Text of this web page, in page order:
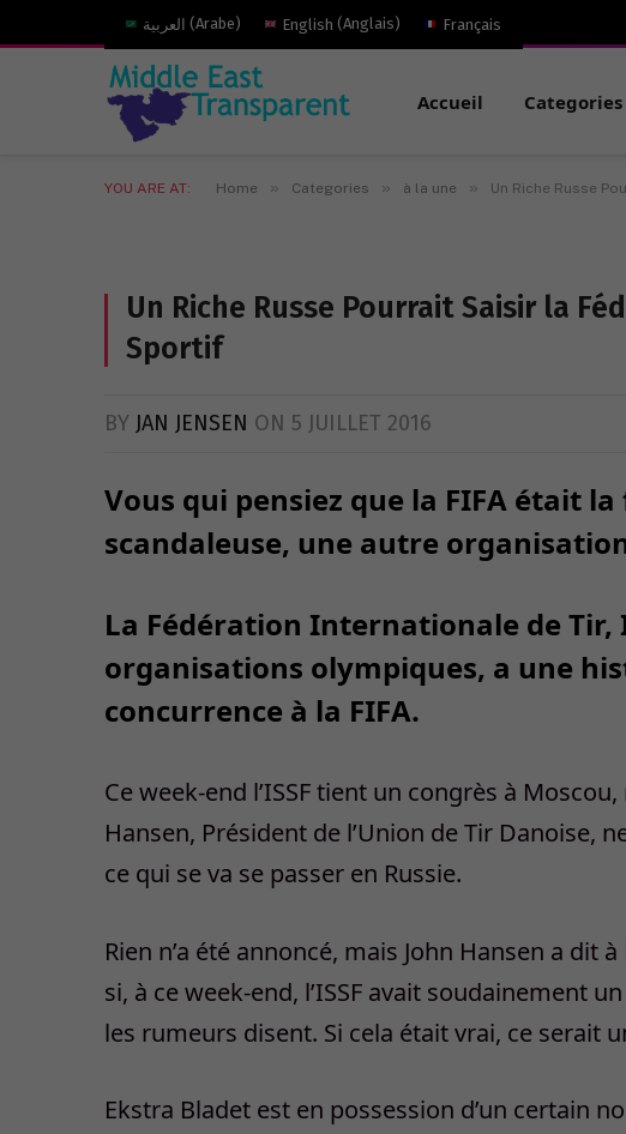
العربية (Arabe) English (Anglais) Français
Accueil Categories
YOU ARE AT: Home » Categories » à la une » Un Riche Russe
Un Riche Russe Pourrait Saisir la
Sportif
BY JAN JENSEN ON 5 JUILLET 2016
Vous qui pensiez que la FIFA était
scandaleuse, une autre
La Fédération Internationale de Tir,
organisations olympiques, a une
concurrence à la FIFA.
Ce week-end l’ISSF tient un congrès à
Hansen, Président de l’Union de Tir Danoise,
ce qui se va se passer en Russie.
Rien n’a été annoncé, mais John Hansen a dit
si, à ce week-end, l’ISSF avait soudainement
les rumeurs disent. Si cela était vrai, ce serait
Ekstra Bladet est en possession d’un certain